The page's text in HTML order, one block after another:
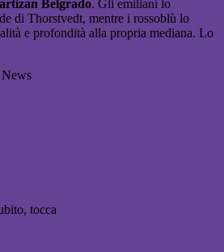
Belgrado. Gli emiliani lo
di Thorstvedt, mentre i rossoblù lo
e profondità alla propria mediana. Lo
tocca